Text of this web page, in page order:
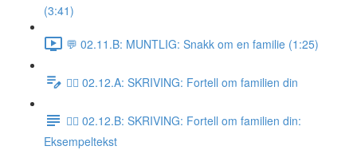
(3:41)
💬 02.11.B: MUNTLIG: Snakk om en familie (1:25)
✍🏼 02.12.A: SKRIVING: Fortell om familien din
✍🏼 02.12.B: SKRIVING: Fortell om familien din:
Eksempeltekst